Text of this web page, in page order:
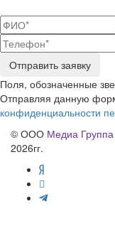
Отправить заявку
Поля, обозначенные
Отправляя данную
конфиденциальности
© ООО Медиа
2026гг.